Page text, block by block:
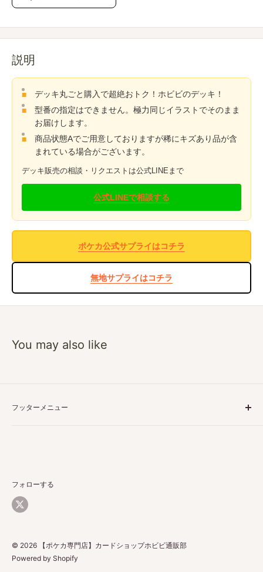
説明
デッキ丸ごと購入で超絶おトク！ホビビのデッキ！
型番の指定はできません。極力同じイラストでそのまま
お届けします。
商品状態Aでご用意しておりますが稀にキズあり品が含
まれている場合がございます。
デッキ販売の相談・リクエストは公式LINEまで
公式LINEで相談する
ポケカ公式サプライはコチラ
無地サプライはコチラ
You may also like
フッターメニュー
返品・返金について
配送について
お問い合わせ
フォローする
© 2026 【ポケカ専門店】カードショップホビビ通販部
Powered by Shopify